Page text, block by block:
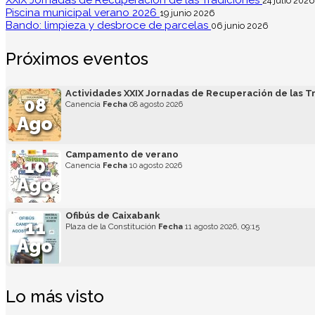
Piscina municipal verano 2026 19 junio 2026
Bando: limpieza y desbroce de parcelas 06 junio 2026
Próximos eventos
08
Ago
Actividades XXIX Jornadas de Recuperación de las
Canencia Fecha 08 agosto 2026
10
Ago
Campamento de verano
Canencia Fecha 10 agosto 2026
11
Ago
Ofibús de Caixabank
Plaza de la Constitución Fecha 11 agosto 2026, 09:15
Lo más visto